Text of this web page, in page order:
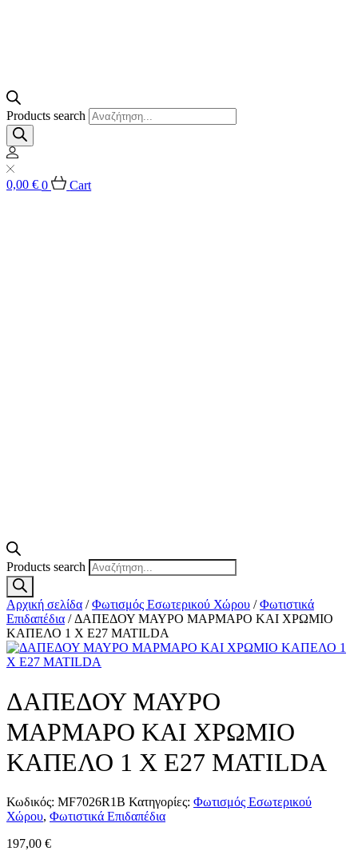
Products search
0,00 € 0 Cart
Products search
Αρχική σελίδα /Φωτισμός Εσωτερικού Χώρου /Φωτιστικά
Επιδαπέδια / ΔΑΠΕΔΟΥ ΜΑΥΡΟ ΜΑΡΜΑΡΟ ΚΑΙ ΧΡΩΜΙΟ
ΚΑΠΕΛΟ 1 Χ Ε27 MATILDA
ΔΑΠΕΔΟΥ ΜΑΥΡΟ
ΜΑΡΜΑΡΟ ΚΑΙ ΧΡΩΜΙΟ
ΚΑΠΕΛΟ 1 Χ Ε27 MATILDA
Κωδικός: MF7026R1B Κατηγορίες: Φωτισμός Εσωτερικού
Χώρου, Φωτιστικά Επιδαπέδια
197,00 €